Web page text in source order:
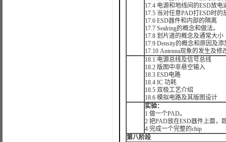
17.4 电源和地线间的ESD放电
17.5 当对任意PAD打ESD时的
17.6 ESD器件和内部的隔离
17.7 Sealring的概念和做法。
17.8 划片道的概念及通常大小
17.9 Density的概念和原因及
17.10 Antenna现象的发生及修
18.1.电源总线及信号总线
18.2 版图中非悬空输入
18.3 ESD电路
18.4 IC 功耗
18.5 双极工艺介绍
18.6 模拟电路及其版图设计
实验：
1 做一个PAD。
2 把PAD放在ESD器件上面，
4 完成一个完整的chip
第八阶段